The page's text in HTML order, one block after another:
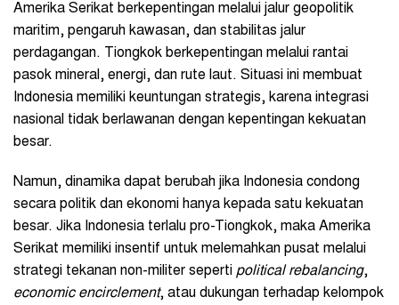
Amerika Serikat berkepentingan melalui jalur geopolitik
maritim, pengaruh kawasan, dan stabilitas jalur
perdagangan. Tiongkok berkepentingan melalui rantai
pasok mineral, energi, dan rute laut. Situasi ini membuat
Indonesia memiliki keuntungan strategis, karena integrasi
nasional tidak berlawanan dengan kepentingan kekuatan
besar.
Namun, dinamika dapat berubah jika Indonesia condong
secara politik dan ekonomi hanya kepada satu kekuatan
besar. Jika Indonesia terlalu pro-Tiongkok, maka Amerika
Serikat memiliki insentif untuk melemahkan pusat melalui
strategi tekanan non-militer seperti political rebalancing,
economic encirclement, atau dukungan terhadap kelompok